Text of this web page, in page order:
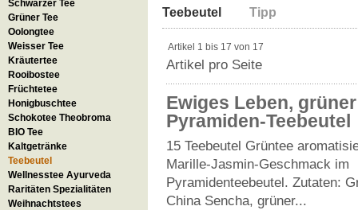
Schwarzer Tee
Grüner Tee
Oolongtee
Weisser Tee
Kräutertee
Rooibostee
Früchtetee
Honigbuschtee
Schokotee Theobroma
BIO Tee
Kaltgetränke
Teebeutel
Wellnesstee Ayurveda
Raritäten Spezialitäten
Weihnachtstees
kann sich in den extra großen
wie oft bei herkömmlichen
auf die Zubereitung von Tees in
Teebeutel in
Teebeutel Tipp
Artikel 1 bis 17 von 17
Artikel pro Seite
Ewiges Leben, grüner
Pyramiden-Teebeutel
15 Teebeutel Grüntee
Marille-Jasmin-Geschmack im
Pyramidenteebeutel. Zutaten:
China Sencha, grüner...